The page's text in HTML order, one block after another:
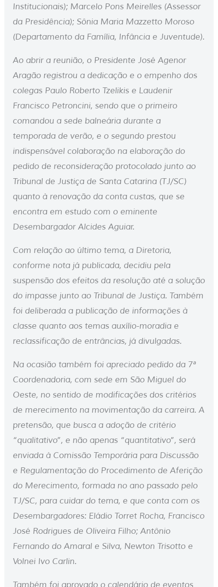
Institucionais); Marcelo Pons Meirelles (Assessor
da Presidência); Sônia Maria Mazzetto Moroso
(Departamento da Família, Infância e Juventude).
Ao abrir a reunião, o Presidente José Agenor
Aragão registrou a dedicação e o empenho dos
colegas Paulo Roberto Tzelikis e Laudenir
Francisco Petroncini, sendo que o primeiro
comandou a sede balneária durante a
temporada de verão, e o segundo prestou
indispensável colaboração na elaboração do
pedido de reconsideração protocolado junto ao
Tribunal de Justiça de Santa Catarina (TJ/SC)
quanto à renovação da conta custas, que se
encontra em estudo com o eminente
Desembargador Alcides Aguiar.
Com relação ao último tema, a Diretoria,
conforme nota já publicada, decidiu pela
suspensão dos efeitos da resolução até a solução
do impasse junto ao Tribunal de Justiça. Também
foi deliberada a publicação de informações à
classe quanto aos temas auxílio-moradia e
reclassificação de entrâncias, já divulgadas.
Na ocasião também foi apreciado pedido da 7ª
Coordenadoria, com sede em São Miguel do
Oeste, no sentido de modificações dos critérios
de merecimento na movimentação da carreira. A
pretensão, que busca a adoção de critério
“qualitativo”, e não apenas “quantitativo”, será
enviada à Comissão Temporária para Discussão
e Regulamentação do Procedimento de Aferição
do Merecimento, formada no ano passado pelo
TJ/SC, para cuidar do tema, e que conta com os
Desembargadores: Eládio Torret Rocha, Francisco
José Rodrigues de Oliveira Filho; Antônio
Fernando do Amaral e Silva, Newton Trisotto e
Volnei Ivo Carlin.
Também foi aprovado o calendário de eventos